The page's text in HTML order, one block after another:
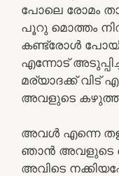
പോലെ രോമം
പൂറു മൊത്തം
കണ്ട്രോൾ
എന്നോട്
മര്യാദക്ക് വിട്
അവളുടെ
അവൾ എന്നെ
ഞാൻ അവളുടെ
അവിടെ